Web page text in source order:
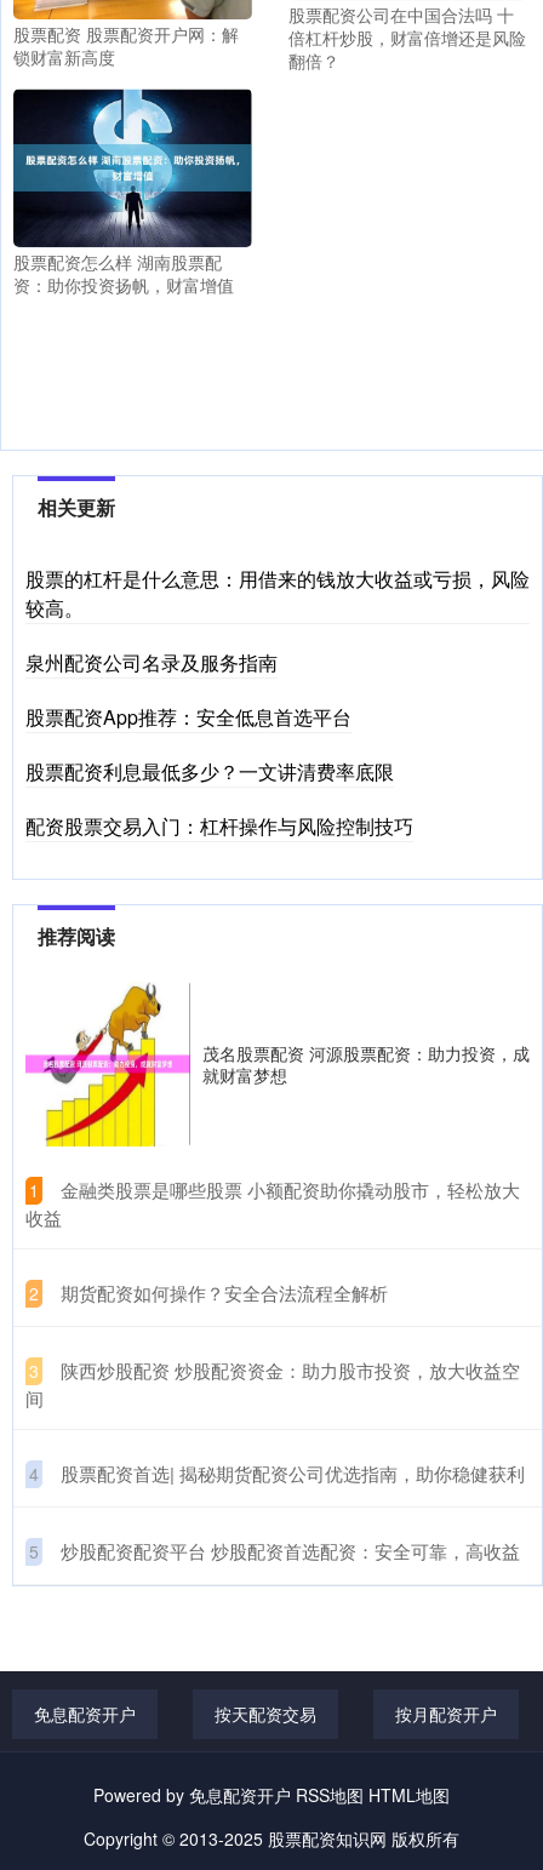
股票配资 股票配资开户网：解
锁财富新高度
股票配资公司在中国合法吗 十
倍杠杆炒股，财富倍增还是风险
翻倍？
股票配资怎么样 湖南股票配
资：助你投资扬帆，财富增值
相关更新
股票的杠杆是什么意思：用借来的钱放大收益或亏损，风险
较高。
泉州配资公司名录及服务指南
股票配资App推荐：安全低息首选平台
股票配资利息最低多少？一文讲清费率底限
配资股票交易入门：杠杆操作与风险控制技巧
推荐阅读
茂名股票配资 河源股票配资：助力投资，成
就财富梦想
1
​金融类股票是哪些股票 小额配资助你撬动股市，轻松放大
收益
2 ​期货配资如何操作？安全合法流程全解析
3
​陕西炒股配资 炒股配资资金：助力股市投资，放大收益空
间
4 ​股票配资首选| 揭秘期货配资公司优选指南，助你稳健获利
5 ​炒股配资配资平台 炒股配资首选配资：安全可靠，高收益
免息配资开户 按天配资交易 按月配资开户
Powered by 免息配资开户 RSS地图 HTML地图
Copyright © 2013-2025 股票配资知识网 版权所有